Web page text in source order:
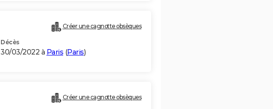
Créer une cagnotte obsèques
Décès
30/03/2022 à Paris (Paris)
Créer une cagnotte obsèques